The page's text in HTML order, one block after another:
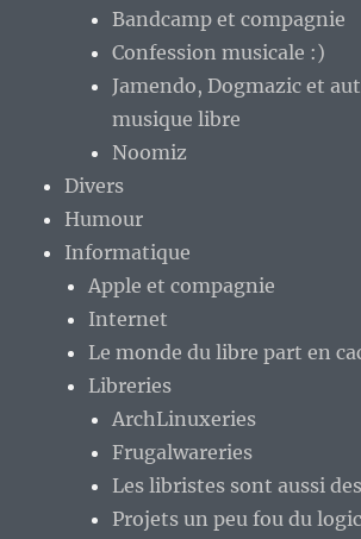
Bandcamp et compagnie
Confession musicale :)
Jamendo, Dogmazic et
musique libre
Noomiz
Divers
Humour
Informatique
Apple et compagnie
Internet
Le monde du libre part en
Libreries
ArchLinuxeries
Frugalwareries
Les libristes sont aussi
Projets un peu fou du